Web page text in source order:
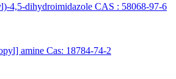
4,5-dihydroimidazole CAS : 58068-97-6
amine Cas: 18784-74-2